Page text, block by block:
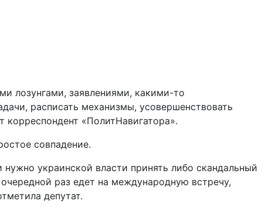
лозунгами, заявлениями, какими-то
расписать механизмы, усовершенствовать
«ПолитНавигатора».
совпадение.
украинской власти принять либо скандальный
раз едет на международную встречу,
депутат.